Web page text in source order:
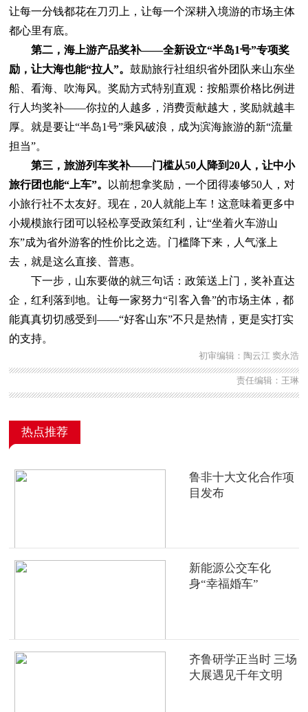
让每一分钱都花在刀刃上，让每一个深耕入境游的市场主体
都心里有底。
第二，海上游产品奖补——全新设立“半岛1号”专项奖
励，让大海也能“拉人”。鼓励旅行社组织省外团队来山东坐
船、看海、吹海风。奖励方式特别直观：按船票价格比例进
行人均奖补——你拉的人越多，消费贡献越大，奖励就越丰
厚。就是要让“半岛1号”乘风破浪，成为滨海旅游的新“流量
担当”。
第三，旅游列车奖补——门槛从50人降到20人，让中小
旅行团也能“上车”。
以前想拿奖励，一个团得凑够50人，对
小旅行社不太友好。现在，20人就能上车！这意味着更多中
小规模旅行团可以轻松享受政策红利，让“坐着火车游山
东”成为省外游客的性价比之选。门槛降下来，人气涨上
去，就是这么直接、普惠。
下一步，山东要做的就三句话：政策送上门，奖补直达
企，红利落到地。让每一家努力“引客入鲁”的市场主体，都
能真真切切感受到——“好客山东”不只是热情，更是实打实
的支持。
初审编辑：陶云江 窦永浩
责任编辑：王琳
热点推荐
鲁非十大文化合作项
目发布
新能源公交车化
身“幸福婚车”
齐鲁研学正当时 三场
大展遇见千年文明